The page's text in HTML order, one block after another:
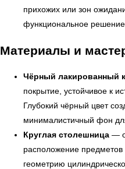
прихожих или зон
функциональное решение.
Материалы и
Чёрный лакированный
покрытие, устойчивое к
Глубокий чёрный цвет
минималистичный фон
Круглая столешница —
расположение предметов
геометрию